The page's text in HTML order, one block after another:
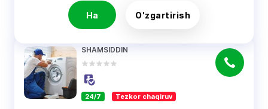
Ha O'zgartirish
QIDIRUV NATIJALARI
SHAMSIDDIN
24/7 Tezkor chaqiruv